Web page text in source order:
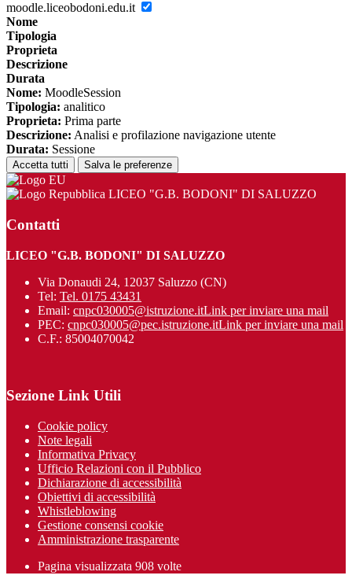
moodle.liceobodoni.edu.it
Nome
Tipologia
Proprieta
Descrizione
Durata
Nome: MoodleSession
Tipologia: analitico
Proprieta: Prima parte
Descrizione: Analisi e profilazione navigazione utente
Durata: Sessione
Accetta tutti Salva le preferenze
LICEO "G.B. BODONI" DI SALUZZO
Contatti
LICEO "G.B. BODONI" DI SALUZZO
Via Donaudi 24, 12037 Saluzzo (CN)
Tel: Tel. 0175 43431
Email: cnpc030005@istruzione.itLink per inviare una mail
PEC: cnpc030005@pec.istruzione.itLink per inviare una mail
C.F.: 85004070042
Sezione Link Utili
Cookie policy
Note legali
Informativa Privacy
Ufficio Relazioni con il Pubblico
Dichiarazione di accessibilità
Obiettivi di accessibilità
Whistleblowing
Gestione consensi cookie
Amministrazione trasparente
Pagina visualizzata 908 volte